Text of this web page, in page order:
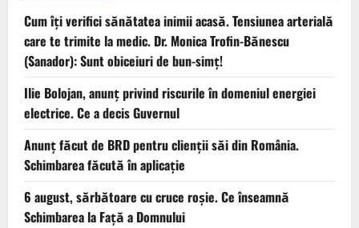
Cum îți verifici sănătatea inimii acasă. Tensiunea arterială
care te trimite la medic. Dr. Monica Trofin-Bănescu
(Sanador): Sunt obiceiuri de bun-simț!
Ilie Bolojan, anunț privind riscurile în domeniul energiei
electrice. Ce a decis Guvernul
Anunț făcut de BRD pentru clienții săi din România.
Schimbarea făcută în aplicație
6 august, sărbătoare cu cruce roșie. Ce înseamnă
Schimbarea la Față a Domnului